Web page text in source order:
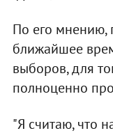
По его мнению,
ближайшее
выборов, для
полноценно
"Я считаю, что